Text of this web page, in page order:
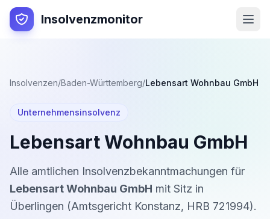
Insolvenzmonitor
Insolvenzen/Baden-Württemberg/Lebensart Wohnbau GmbH
Unternehmensinsolvenz
Lebensart Wohnbau GmbH
Alle amtlichen Insolvenzbekanntmachungen für
Lebensart Wohnbau GmbH mit Sitz in
Überlingen (Amtsgericht Konstanz, HRB 721994).